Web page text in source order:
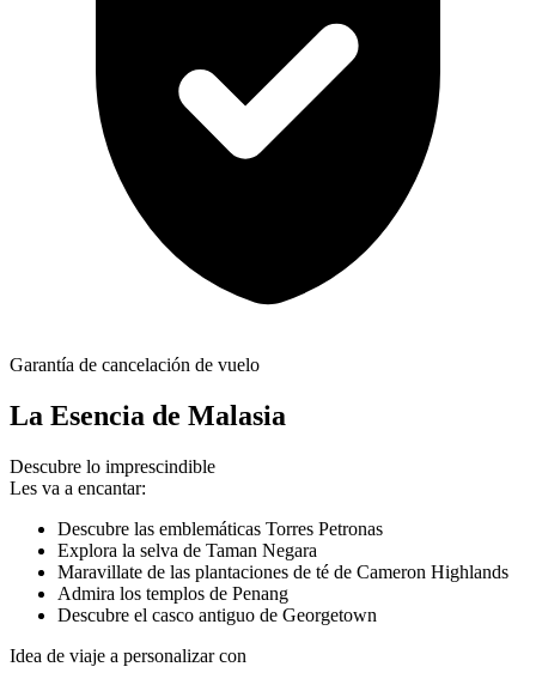
Garantía de cancelación de vuelo
La Esencia de Malasia
Descubre lo imprescindible
Les va a encantar:
Descubre las emblemáticas Torres Petronas
Explora la selva de Taman Negara
Maravillate de las plantaciones de té de Cameron Highlands
Admira los templos de Penang
Descubre el casco antiguo de Georgetown
Idea de viaje a personalizar con